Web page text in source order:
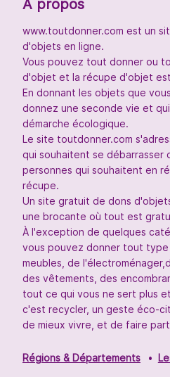
À propos
www.toutdonner.com est un
d'objets en ligne.
Vous pouvez tout donner ou
d'objet et la récupe d'objet
En donnant les objets que
donnez une seconde vie et
démarche écologique.
Le site toutdonner.com
qui souhaitent se débarrasser
personnes qui souhaitent en
récupe.
Un site gratuit de dons
une brocante où tout est
À l'exception de quelques
vous pouvez donner tout
meubles, de
des vêtements, des
tout ce qui vous ne sert plus
c'est recycler, un geste éco-
de mieux vivre, et de faire
Régions & Départements